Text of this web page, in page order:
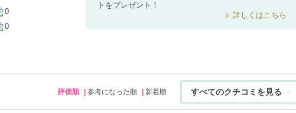
0
0
トをプレゼント！
詳しくはこちら
評価順 参考になった順 新着順 すべてのクチコミを見る